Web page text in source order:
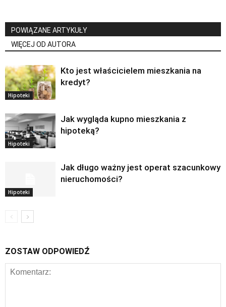
POWIĄZANE ARTYKUŁY
WIĘCEJ OD AUTORA
Hipoteki
Kto jest właścicielem mieszkania na
kredyt?
Hipoteki
Jak wygląda kupno mieszkania z
hipoteką?
Hipoteki
Jak długo ważny jest operat szacunkowy
nieruchomości?
ZOSTAW ODPOWIEDŹ